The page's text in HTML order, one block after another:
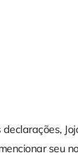
declarações,
seu